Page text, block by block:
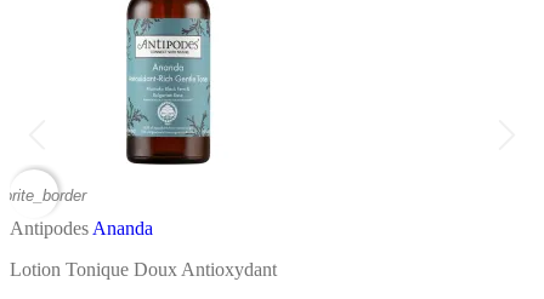
Antipodes Ananda
Lotion Tonique Doux Antioxydant